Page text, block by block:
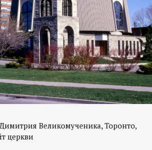
Великомученика, Торонто,
церкви